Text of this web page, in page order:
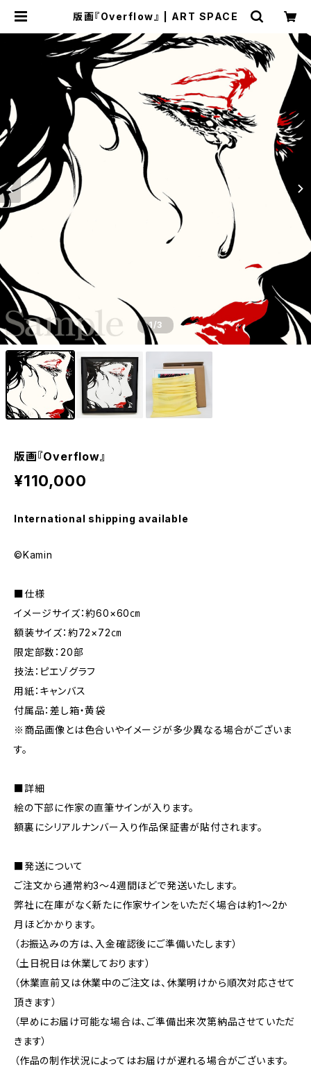
版画『Overflow』 | ART SPACE
1/3
版画『Overflow』
¥110,000
International shipping available
©Kamin
■仕様
イメージサイズ：約60×60㎝
額装サイズ：約72×72㎝
限定部数：20部
技法：ピエゾグラフ
用紙：キャンバス
付属品：差し箱・黄袋
※商品画像とは色合いやイメージが多少異なる場合がございま
す。
■詳細
絵の下部に作家の直筆サインが入ります。
額裏にシリアルナンバー入り作品保証書が貼付されます。
■発送について
ご注文から通常約3〜4週間ほどで発送いたします。
弊社に在庫がなく新たに作家サインをいただく場合は約1〜2か
月ほどかかります。
（お振込みの方は、入金確認後にご準備いたします）
（土日祝日は休業しております）
（休業直前又は休業中のご注文は、休業明けから順次対応させて
頂きます）
（早めにお届け可能な場合は、ご準備出来次第納品させていただ
きます）
（作品の制作状況によってはお届けが遅れる場合がございます。